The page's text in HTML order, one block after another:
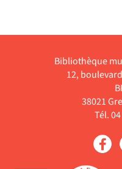
Bibliothèque
12,
38021
Tél.